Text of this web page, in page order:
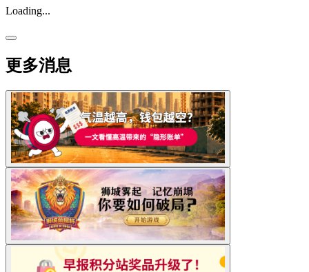
Loading...
更多消息